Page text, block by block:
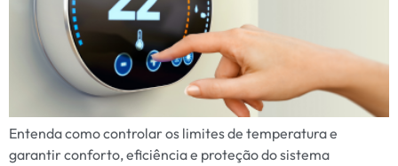
Entenda como controlar os limites de temperatura e
garantir conforto, eficiência e proteção do sistema